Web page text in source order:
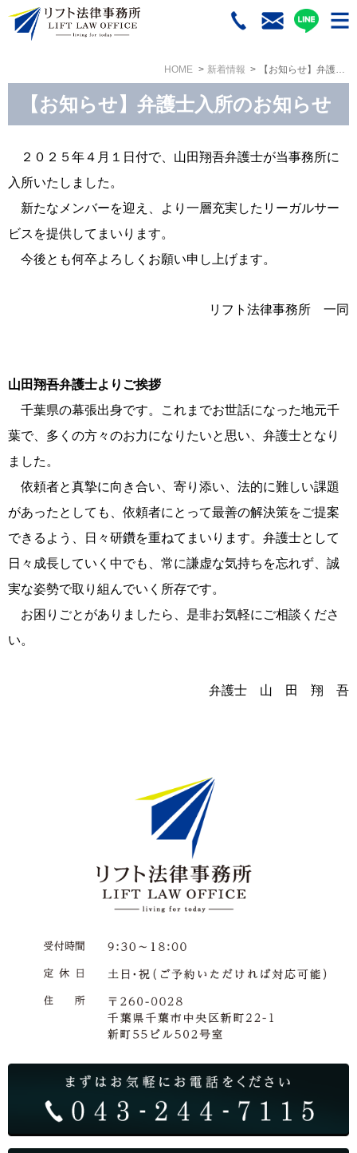
HOME 新着情報 【お知らせ】弁護士入所のお知らせ
【お知らせ】弁護士入所のお知らせ
２０２５年４月１日付で、山田翔吾弁護士が当事務所に
入所いたしました。
新たなメンバーを迎え、より一層充実したリーガルサー
ビスを提供してまいります。
今後とも何卒よろしくお願い申し上げます。
リフト法律事務所 一同
山田翔吾弁護士よりご挨拶
千葉県の幕張出身です。これまでお世話になった地元千
葉で、多くの方々のお力になりたいと思い、弁護士となり
ました。
依頼者と真摯に向き合い、寄り添い、法的に難しい課題
があったとしても、依頼者にとって最善の解決策をご提案
できるよう、日々研鑽を重ねてまいります。弁護士として
日々成長していく中でも、常に謙虚な気持ちを忘れず、誠
実な姿勢で取り組んでいく所存です。
お困りごとがありましたら、是非お気軽にご相談くださ
い。
弁護士 山 田 翔 吾